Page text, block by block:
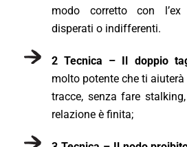
modo corretto con
disperati o indifferenti.
2 Tecnica – Il doppio
molto potente che ti
tracce, senza fare
relazione è finita;